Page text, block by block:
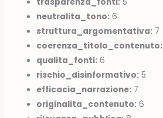
neutralita_tono: 6
struttura_argomentativa: 7
coerenza_titolo_contenuto:
qualita_fonti: 6
rischio_disinformativo: 5
efficacia_narrazione: 7
originalita_contenuto: 6